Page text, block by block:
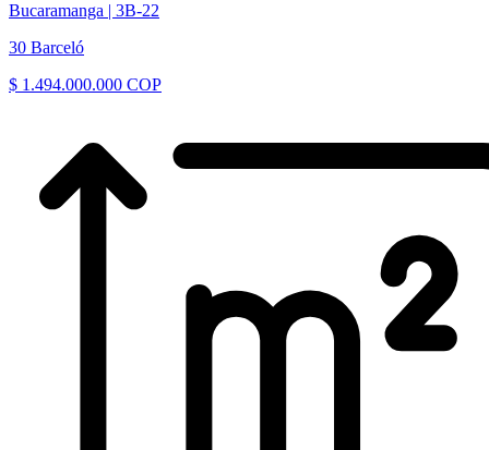
Bucaramanga | 3B-22
30 Barceló
$ 1.494.000.000 COP